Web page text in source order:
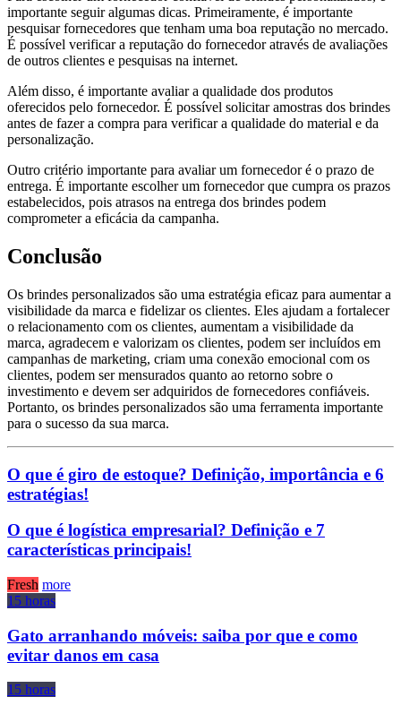
importante seguir algumas dicas. Primeiramente, é importante
pesquisar fornecedores que tenham uma boa reputação no mercado.
É possível verificar a reputação do fornecedor através de avaliações
de outros clientes e pesquisas na internet.
Além disso, é importante avaliar a qualidade dos produtos
oferecidos pelo fornecedor. É possível solicitar amostras dos brindes
antes de fazer a compra para verificar a qualidade do material e da
personalização.
Outro critério importante para avaliar um fornecedor é o prazo de
entrega. É importante escolher um fornecedor que cumpra os prazos
estabelecidos, pois atrasos na entrega dos brindes podem
comprometer a eficácia da campanha.
Conclusão
Os brindes personalizados são uma estratégia eficaz para aumentar a
visibilidade da marca e fidelizar os clientes. Eles ajudam a fortalecer
o relacionamento com os clientes, aumentam a visibilidade da
marca, agradecem e valorizam os clientes, podem ser incluídos em
campanhas de marketing, criam uma conexão emocional com os
clientes, podem ser mensurados quanto ao retorno sobre o
investimento e devem ser adquiridos de fornecedores confiáveis.
Portanto, os brindes personalizados são uma ferramenta importante
para o sucesso da sua marca.
O que é giro de estoque? Definição, importância e 6
estratégias!
O que é logística empresarial? Definição e 7
características principais!
Fresh more
15 horas
Gato arranhando móveis: saiba por que e como
evitar danos em casa
15 horas